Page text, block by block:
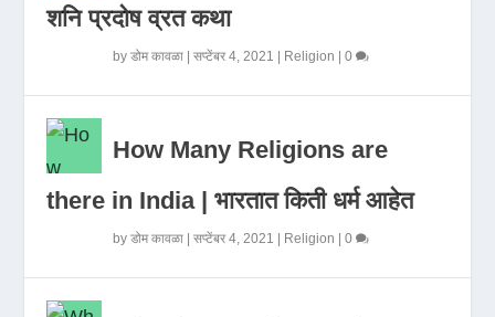
शनि प्रदोष व्रत कथा
byडोम कावळा |सप्टेंबर 4, 2021 Religion |0
How Many Religions are
there in India | भारतात किती धर्म आहेत
byडोम कावळा |सप्टेंबर 4, 2021 Religion |0